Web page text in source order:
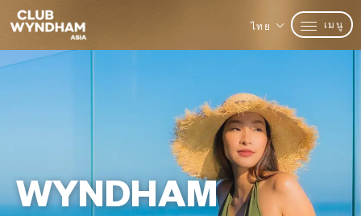
ไทย เมนู
WYNDHAM